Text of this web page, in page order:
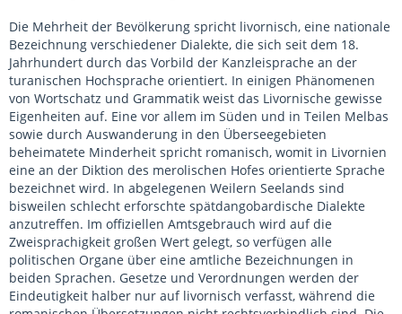
Die Mehrheit der Bevölkerung spricht livornisch, eine nationale
Bezeichnung verschiedener Dialekte, die sich seit dem 18.
Jahrhundert durch das Vorbild der Kanzleisprache an der
turanischen Hochsprache orientiert. In einigen Phänomenen
von Wortschatz und Grammatik weist das Livornische gewisse
Eigenheiten auf. Eine vor allem im Süden und in Teilen Melbas
sowie durch Auswanderung in den Überseegebieten
beheimatete Minderheit spricht romanisch, womit in Livornien
eine an der Diktion des merolischen Hofes orientierte Sprache
bezeichnet wird. In abgelegenen Weilern Seelands sind
bisweilen schlecht erforschte spätdangobardische Dialekte
anzutreffen. Im offiziellen Amtsgebrauch wird auf die
Zweisprachigkeit großen Wert gelegt, so verfügen alle
politischen Organe über eine amtliche Bezeichnungen in
beiden Sprachen. Gesetze und Verordnungen werden der
Eindeutigkeit halber nur auf livornisch verfasst, während die